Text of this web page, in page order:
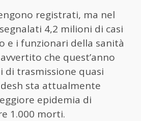
registrati, ma nel
4,2 milioni di casi
e i funzionari della sanità
che quest’anno
di trasmissione quasi
sta attualmente
epidemia di
1.000 morti.